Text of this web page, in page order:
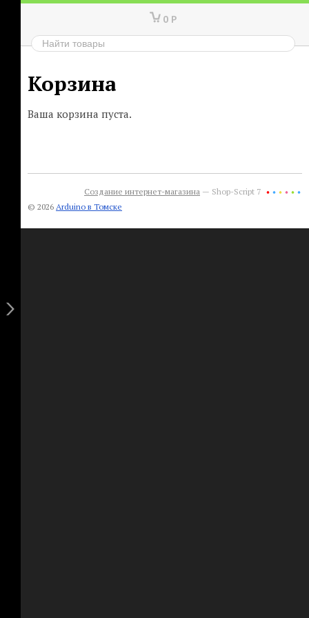
0 Р
Корзина
Ваша корзина пуста.
Создание интернет-магазина — Shop-Script 7
© 2026 Arduino в Томске